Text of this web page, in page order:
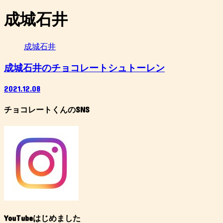
成城石井
成城石井
成城石井のチョコレートシュトーレン
2021.12.08
チョコレートくんのSNS
YouTubeはじめました